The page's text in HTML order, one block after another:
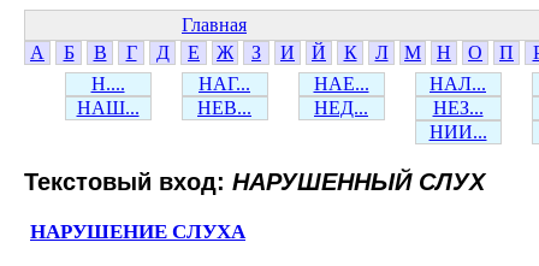
Главная
А
Б В Г Д Е Ж З И Й К Л М Н О П
Н....
НАГ... НАЕ...
НАЛ...
НАШ...
НЕВ... НЕД...
НЕЗ...
НИИ...
Текстовый вход: НАРУШЕННЫЙ СЛУХ
НАРУШЕНИЕ СЛУХА